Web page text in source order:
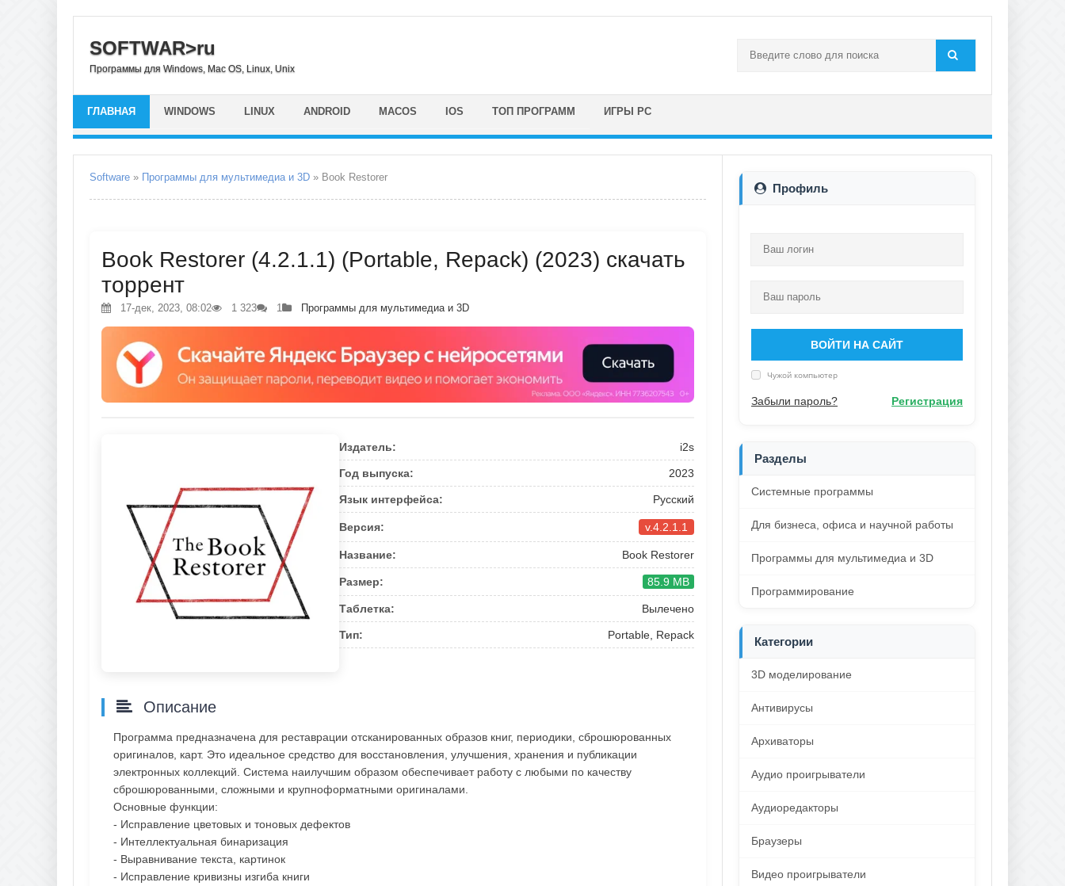
SOFTWAR>ru
Программы для Windows, Mac OS, Linux, Unix
ГЛАВНАЯ WINDOWS LINUX ANDROID MACOS IOS ТОП ПРОГРАММ ИГРЫ PC
Software » Программы для мультимедиа и 3D » Book Restorer
Book Restorer (4.2.1.1) (Portable, Repack) (2023) скачать
торрент
17-дек, 2023, 08:02 1 323 1 Программы для мультимедиа и 3D
Издатель: i2s
Год выпуска: 2023
Язык интерфейса: Русский
Версия: v.4.2.1.1
Название: Book Restorer
Размер: 85.9 MB
Таблетка: Вылечено
Тип: Portable, Repack
Описание
Программа предназначена для реставрации отсканированных образов книг, периодики, сброшюрованных
оригиналов, карт. Это идеальное средство для восстановления, улучшения, хранения и публикации
электронных коллекций. Система наилучшим образом обеспечивает работу с любыми по качеству
сброшюрованными, сложными и крупноформатными оригиналами.
Основные функции:
- Исправление цветовых и тоновых дефектов
- Интеллектуальная бинаризация
- Выравнивание текста, картинок
- Исправление кривизны изгиба книги
Профиль
ВОЙТИ НА САЙТ
Чужой компьютер
Забыли пароль? Регистрация
Разделы
Системные программы
Для бизнеса, офиса и научной работы
Программы для мультимедиа и 3D
Программирование
Категории
3D моделирование
Антивирусы
Архиваторы
Аудио проигрыватели
Аудиоредакторы
Браузеры
Видео проигрыватели